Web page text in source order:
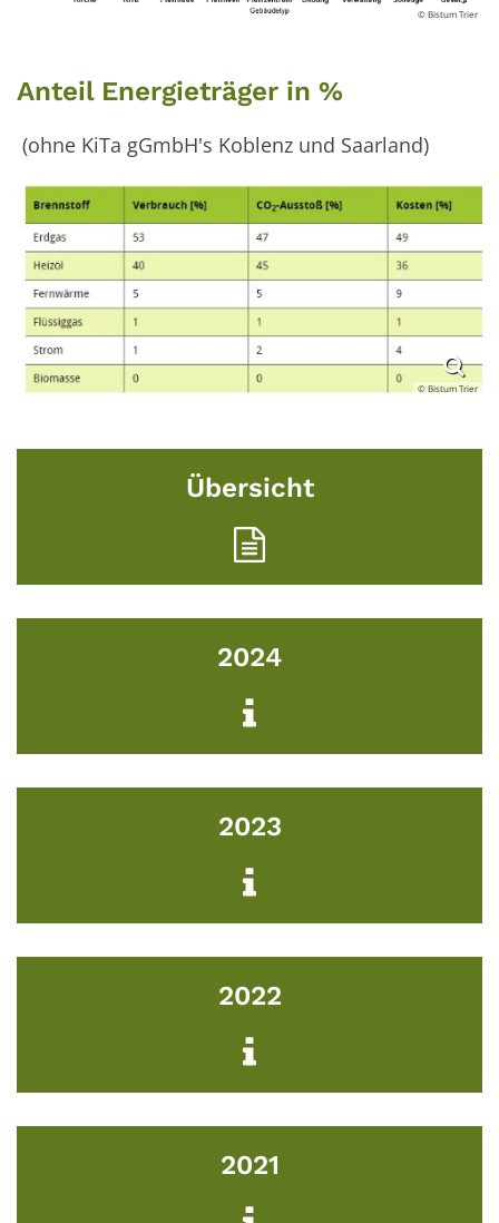
© Bistum Trier
Anteil Energieträger in %
(ohne KiTa gGmbH's Koblenz und Saarland)
© Bistum Trier
Übersicht
2024
2023
2022
2021